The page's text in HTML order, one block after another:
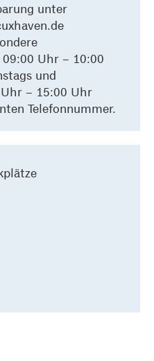
unter
Uhr – 10:00
und
– 15:00 Uhr
Telefonnummer.